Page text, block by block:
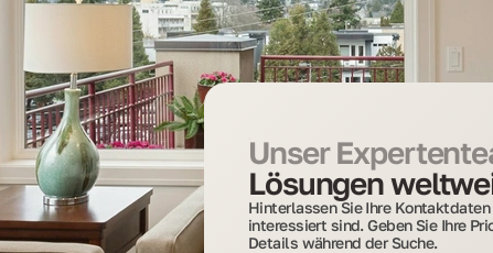
Unser
Lösungen
Hinterlassen Sie Ihre
interessiert sind. Geben Sie Ihre
Details während der Suche.